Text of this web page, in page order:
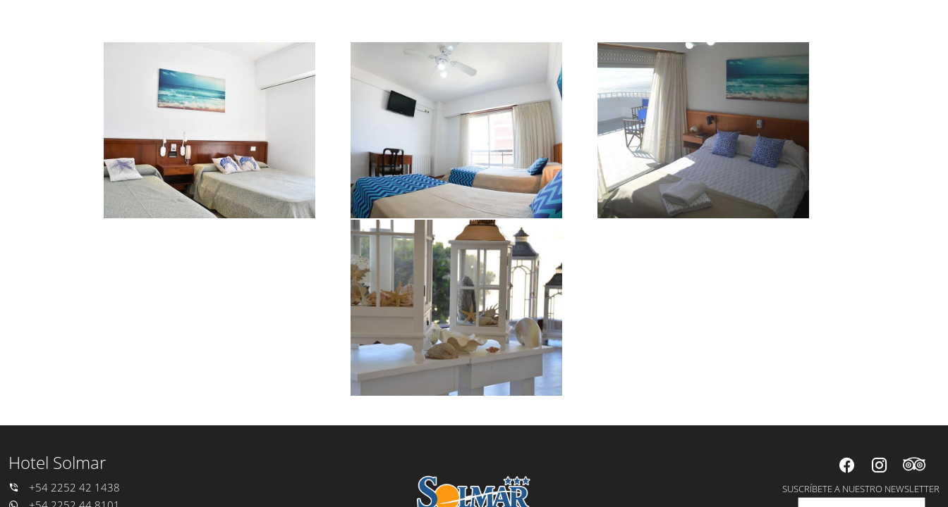
Hotel Solmar
+54 2252 42 1438
SUSCRÍBETE A NUESTRO NEWSLETTER